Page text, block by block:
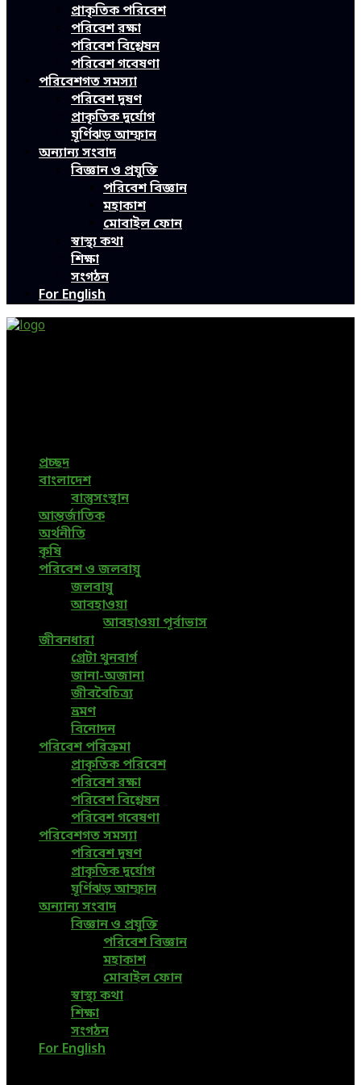
প্রাকৃতিক পরিবেশ
পরিবেশ রক্ষা
পরিবেশ বিশ্লেষন
পরিবেশ গবেষণা
পরিবেশগত সমস্যা
পরিবেশ দূষণ
প্রাকৃতিক দুর্যোগ
ঘূর্ণিঝড় আম্ফান
অন্যান্য সংবাদ
বিজ্ঞান ও প্রযুক্তি
পরিবেশ বিজ্ঞান
মহাকাশ
মোবাইল ফোন
স্বাস্থ্য কথা
শিক্ষা
সংগঠন
For English
প্রচ্ছদ
বাংলাদেশ
বাস্তুসংস্থান
আন্তর্জাতিক
অর্থনীতি
কৃষি
পরিবেশ ও জলবায়ু
জলবায়ু
আবহাওয়া
আবহাওয়া পূর্বাভাস
জীবনধারা
গ্রেটা থুনবার্গ
জানা-অজানা
জীববৈচিত্র্য
ভ্রমণ
বিনোদন
পরিবেশ পরিক্রমা
প্রাকৃতিক পরিবেশ
পরিবেশ রক্ষা
পরিবেশ বিশ্লেষন
পরিবেশ গবেষণা
পরিবেশগত সমস্যা
পরিবেশ দূষণ
প্রাকৃতিক দুর্যোগ
ঘূর্ণিঝড় আম্ফান
অন্যান্য সংবাদ
বিজ্ঞান ও প্রযুক্তি
পরিবেশ বিজ্ঞান
মহাকাশ
মোবাইল ফোন
স্বাস্থ্য কথা
শিক্ষা
সংগঠন
For English